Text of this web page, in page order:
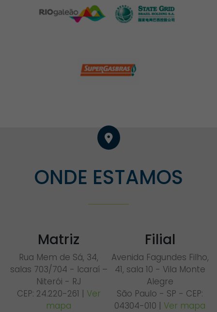
ONDE ESTAMOS
Matriz
Rua Mem de Sá, 34,
salas 703/704 - Icaraí –
Niterói - RJ
CEP: 24.220-261 | Ver
mapa
Filial
Avenida Fagundes Filho,
41, sala 10 - Vila Monte
Alegre
São Paulo - SP - CEP:
04304-010 | Ver mapa